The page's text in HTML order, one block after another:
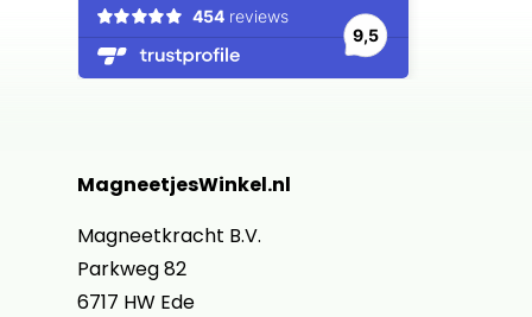
MagneetjesWinkel.nl
Magneetkracht B.V.
Parkweg 82
6717 HW Ede